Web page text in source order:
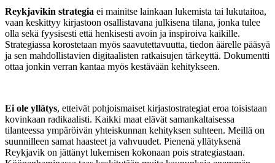
Reykjavikin strategia ei mainitse lainkaan lukemista tai lukutaitoa,
vaan keskittyy kirjastoon osallistavana julkisena tilana, jonka tulee
olla sekä fyysisesti että henkisesti avoin ja inspiroiva kaikille.
Strategiassa korostetaan myös saavutettavuutta, tiedon äärelle pääsyä
ja sen mahdollistavien digitaalisten ratkaisujen tärkeyttä. Dokumentti
ottaa jonkin verran kantaa myös kestävään kehitykseen.
Ei ole yllätys, etteivät pohjoismaiset kirjastostrategiat eroa toisistaan
kovinkaan radikaalisti. Kaikki maat elävät samankaltaisessa
tilanteessa ympäröivän yhteiskunnan kehityksen suhteen. Meillä on
suunnilleen samat haasteet ja vahvuudet. Pienenä yllätyksenä
Reykjavik on jättänyt lukemisen kokonaan pois strategiastaan.